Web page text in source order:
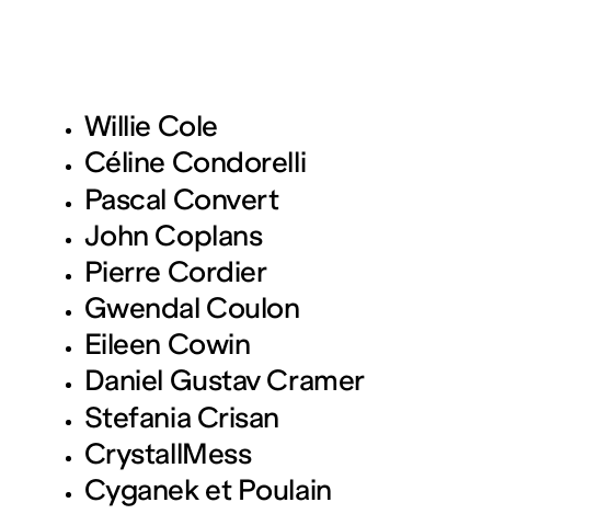
Willie Cole
Céline Condorelli
Pascal Convert
John Coplans
Pierre Cordier
Gwendal Coulon
Eileen Cowin
Daniel Gustav Cramer
Stefania Crisan
CrystallMess
Cyganek et Poulain